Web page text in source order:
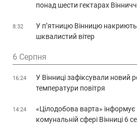
понад шести гектарах
8:32
У п’ятницю Вінницю
шквалистий вітер
6 Серпня
16:24
У Вінниці зафіксували новий
температури повітря
14:24
«Цілодобова варта» інформує
комунальній сфері Вінниці 6